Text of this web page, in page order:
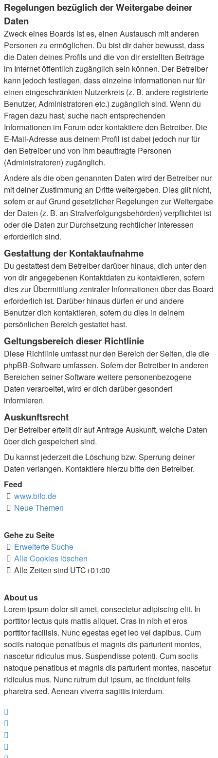
Regelungen bezüglich der Weitergabe deiner
Daten
Zweck eines Boards ist es, einen Austausch mit anderen
Personen zu ermöglichen. Du bist dir daher bewusst, dass
die Daten deines Profils und die von dir erstellten Beiträge
im Internet öffentlich zugänglich sein können. Der Betreiber
kann jedoch festlegen, dass einzelne Informationen nur für
einen eingeschränkten Nutzerkreis (z. B. andere registrierte
Benutzer, Administratoren etc.) zugänglich sind. Wenn du
Fragen dazu hast, suche nach entsprechenden
Informationen im Forum oder kontaktiere den Betreiber. Die
E-Mail-Adresse aus deinem Profil ist dabei jedoch nur für
den Betreiber und von ihm beauftragte Personen
(Administratoren) zugänglich.
Andere als die oben genannten Daten wird der Betreiber nur
mit deiner Zustimmung an Dritte weitergeben. Dies gilt nicht,
sofern er auf Grund gesetzlicher Regelungen zur Weitergabe
der Daten (z. B. an Strafverfolgungsbehörden) verpflichtet ist
oder die Daten zur Durchsetzung rechtlicher Interessen
erforderlich sind.
Gestattung der Kontaktaufnahme
Du gestattest dem Betreiber darüber hinaus, dich unter den
von dir angegebenen Kontaktdaten zu kontaktieren, sofern
dies zur Übermittlung zentraler Informationen über das Board
erforderlich ist. Darüber hinaus dürfen er und andere
Benutzer dich kontaktieren, sofern du dies in deinem
persönlichen Bereich gestattet hast.
Geltungsbereich dieser Richtlinie
Diese Richtlinie umfasst nur den Bereich der Seiten, die die
phpBB-Software umfassen. Sofern der Betreiber in anderen
Bereichen seiner Software weitere personenbezogene
Daten verarbeitet, wird er dich darüber gesondert
informieren.
Auskunftsrecht
Der Betreiber erteilt dir auf Anfrage Auskunft, welche Daten
über dich gespeichert sind.
Du kannst jederzeit die Löschung bzw. Sperrung deiner
Daten verlangen. Kontaktiere hierzu bitte den Betreiber.
Feed
www.bifo.de
Neue Themen
Gehe zu Seite
Erweiterte Suche
Alle Cookies löschen
Alle Zeiten sind UTC+01:00
About us
Lorem ipsum dolor sit amet, consectetur adipiscing elit. In
porttitor lectus quis mattis aliquet. Cras in nibh et eros
porttitor facilisis. Nunc egestas eget leo vel dapibus. Cum
sociis natoque penatibus et magnis dis parturient montes,
nascetur ridiculus mus. Suspendisse potenti. Cum sociis
natoque penatibus et magnis dis parturient montes, nascetur
ridiculus mus. Nunc rutrum dui ipsum, ac tincidunt felis
pharetra sed. Aenean viverra sagittis interdum.